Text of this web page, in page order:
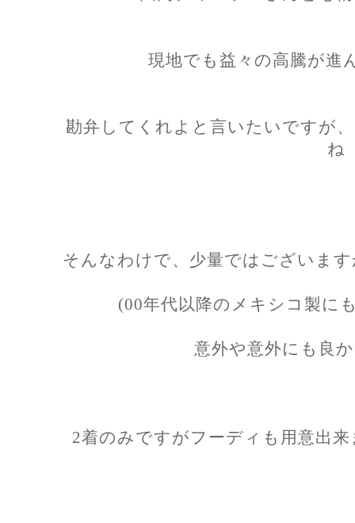
現地でも益々の高騰が進
勘弁してくれよと言いたいですが
ね
そんなわけで、少量ではございま
(00年代以降のメキシコ製に
意外や意外にも良
2着のみですがフーディも用意出